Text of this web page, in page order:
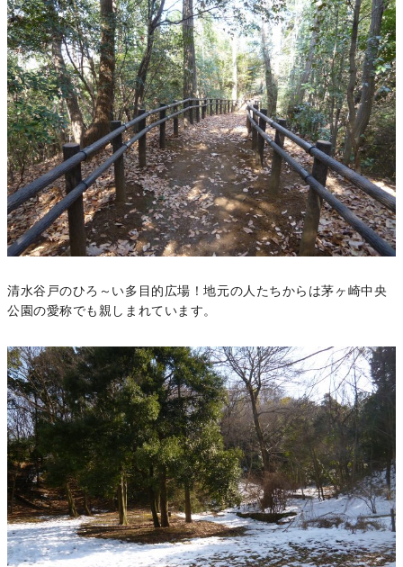
清水谷戸のひろ～い多目的広場！地元の人たちからは茅ヶ崎中央
公園の愛称でも親しまれています。